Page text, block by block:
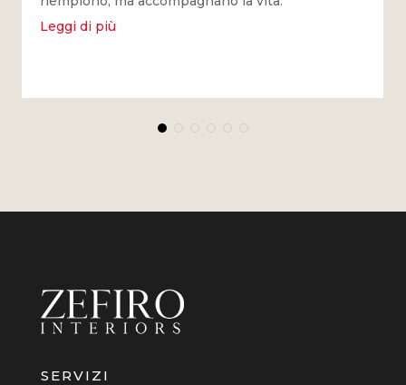
Leggi di più
SERVIZI